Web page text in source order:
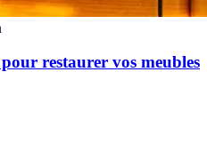
restaurer vos meubles